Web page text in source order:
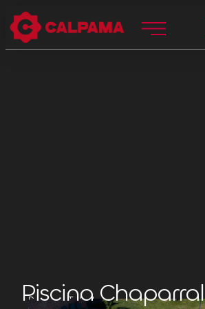
Piscina Chaparral
Pepino, Toledo.